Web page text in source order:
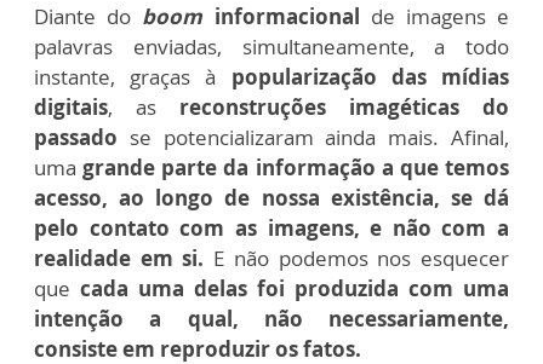
Diante do boom informacional de imagens e
palavras enviadas, simultaneamente, a todo
instante, graças à popularização das mídias
digitais, as reconstruções imagéticas do
passado se potencializaram ainda mais. Afinal,
umagrande parte da informação a que temos
acesso, ao longo de nossa existência, se dá
pelo contato com as imagens, e não com a
realidade em si. E não podemos nos esquecer
que cada uma delas foi produzida com uma
intenção a qual, não necessariamente,
consiste em reproduzir os fatos.